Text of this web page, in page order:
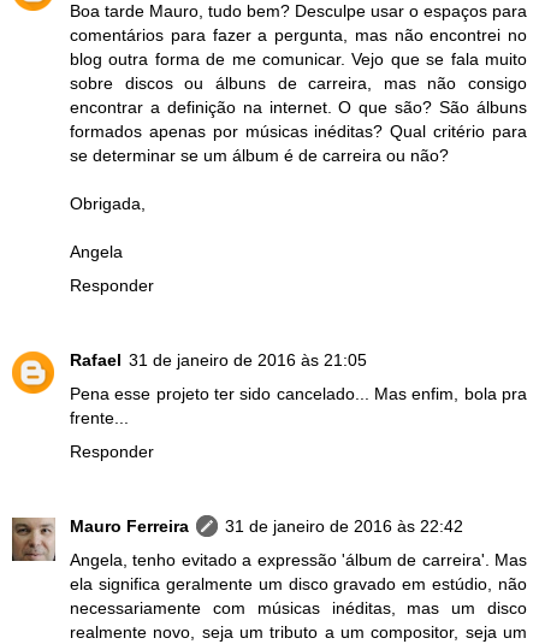
Boa tarde Mauro, tudo bem? Desculpe usar o espaços para
comentários para fazer a pergunta, mas não encontrei no
blog outra forma de me comunicar. Vejo que se fala muito
sobre discos ou álbuns de carreira, mas não consigo
encontrar a definição na internet. O que são? São álbuns
formados apenas por músicas inéditas? Qual critério para
se determinar se um álbum é de carreira ou não?
Obrigada,
Angela
Responder
Rafael 31 de janeiro de 2016 às 21:05
Pena esse projeto ter sido cancelado... Mas enfim, bola pra
frente...
Responder
Mauro Ferreira
31 de janeiro de 2016 às 22:42
Angela, tenho evitado a expressão 'álbum de carreira'. Mas
ela significa geralmente um disco gravado em estúdio, não
necessariamente com músicas inéditas, mas um disco
realmente novo, seja um tributo a um compositor, seja um